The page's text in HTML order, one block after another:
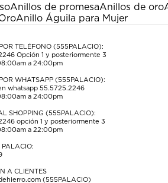
Esta
acción
abrirá
formulario
de
Esta
acción
abrirá
formulario
de
envío.
Anillos de promesaAnillos de oro
Anillo Águila para Mujer
TELÉFONO (555PALACIO):
Opción 1 y posteriormente 3
a 24:00pm
WHATSAPP (555PALACIO):
whatsapp 55.5725.2246
a 24:00pm
SHOPPING (555PALACIO):
opción 1 y posteriormente 3
a 22:00pm
PALACIO:
A CLIENTES
(555PALACIO)